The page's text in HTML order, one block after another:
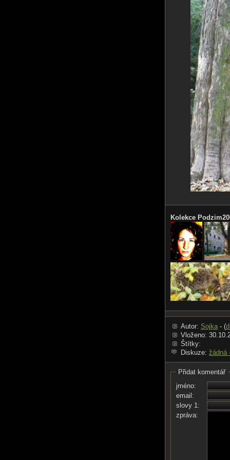
Kolekce
Autor: Sojka - (
Vloženo:
Štítky:
Diskuze: žádná
Přidat komentář
jméno:
email:
slovy 1:
zpráva: